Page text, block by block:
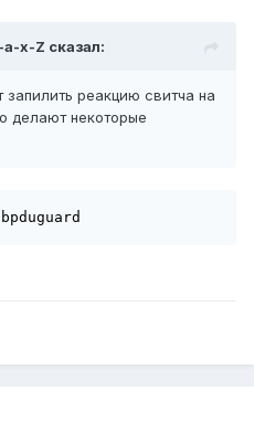
a-x-Z сказал:
реакцию свитча на
делают некоторые